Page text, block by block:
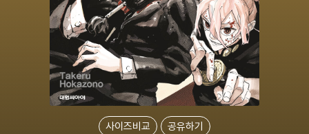
사이즈비교 공유하기